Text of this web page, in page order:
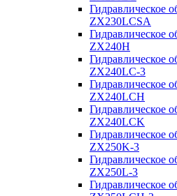
Гидравлическое
ZX230LCSA
Гидравлическое
ZX240H
Гидравлическое
ZX240LC-3
Гидравлическое
ZX240LCH
Гидравлическое
ZX240LCK
Гидравлическое
ZX250K-3
Гидравлическое
ZX250L-3
Гидравлическое